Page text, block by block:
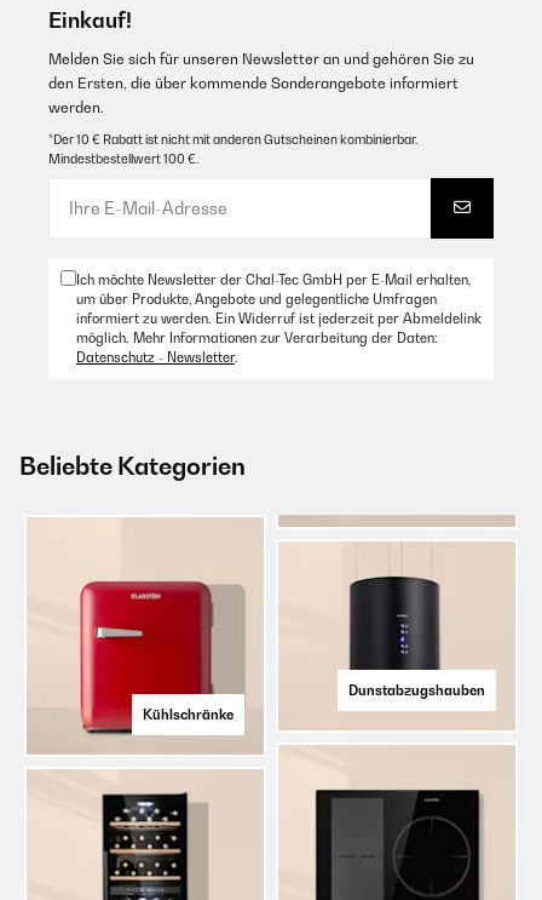
Einkauf!
Melden Sie sich für unseren Newsletter an und gehören Sie zu
den Ersten, die über kommende Sonderangebote informiert
werden.
*Der 10 € Rabatt ist nicht mit anderen Gutscheinen kombinierbar.
Mindestbestellwert 100 €.
Ich möchte Newsletter der Chal-Tec GmbH per E-Mail erhalten,
um über Produkte, Angebote und gelegentliche Umfragen
informiert zu werden. Ein Widerruf ist jederzeit per Abmeldelink
möglich. Mehr Informationen zur Verarbeitung der Daten:
Datenschutz - Newsletter.
Beliebte Kategorien
Kühlschränke
Dunstabzugshauben